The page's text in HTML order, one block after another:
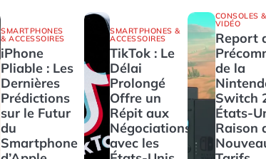
SMARTPHONES
& ACCESSOIRES
iPhone
Pliable : Les
Dernières
Prédictions
sur le Futur
du
Smartphone
SMARTPHONES &
ACCESSOIRES
TikTok : Le
Délai
Prolongé
Offre un
Répit aux
Négociations
avec les
CONSOLES
VIDÉO
Report
de la
Switch
États-
Raison